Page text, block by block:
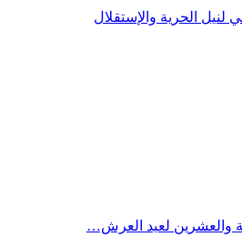
الحرية والإستقلال
والعشرين لعيد العرش…